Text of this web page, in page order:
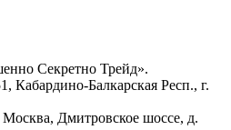
Секретно Трейд».
Кабардино-Балкарская Респ., г.
Дмитровское шоссе, д.